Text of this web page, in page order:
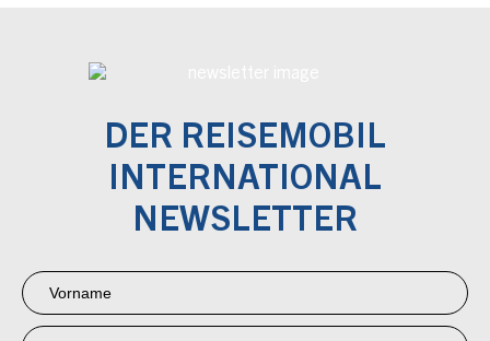
DER REISEMOBIL
INTERNATIONAL
NEWSLETTER
Newsletter
Anmeldung
RMI